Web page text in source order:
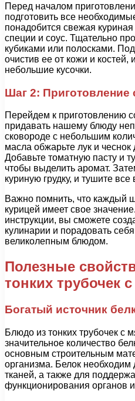
Перед началом
подготовить все
понадобится свежая
специи и соус. Тщательно
кубиками или полосками.
очистив ее от кожи и костей,
небольшие кусочки.
Шаг 2: Приготовление
Перейдем к приготовлению
придавать нашему блюду
сковороде с небольшим
масла обжарьте лук и чеснок
Добавьте томатную пасту и
чтобы выделить аромат.
куриную грудку, и тушите все
Важно помнить, что каждый
курицей имеет свое
инструкции, вы сможете
кулинарии и порадовать
великолепным блюдом.
Полезные
тонких трубочек
Богатый источник
Блюдо из тонких трубочек с
значительное количество
основным строительным
организма. Белок необходим
тканей, а также для
функционирования органов